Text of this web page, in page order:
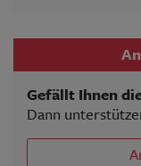
Gefällt Ihnen
Dann